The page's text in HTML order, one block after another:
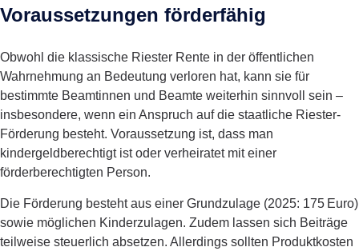
Voraussetzungen förderfähig
Obwohl die klassische Riester Rente in der öffentlichen
Wahrnehmung an Bedeutung verloren hat, kann sie für
bestimmte Beamtinnen und Beamte weiterhin sinnvoll sein –
insbesondere, wenn ein Anspruch auf die staatliche Riester-
Förderung besteht. Voraussetzung ist, dass man
kindergeldberechtigt ist oder verheiratet mit einer
förderberechtigten Person.
Die Förderung besteht aus einer Grundzulage (2025: 175 Euro)
sowie möglichen Kinderzulagen. Zudem lassen sich Beiträge
teilweise steuerlich absetzen. Allerdings sollten Produktkosten